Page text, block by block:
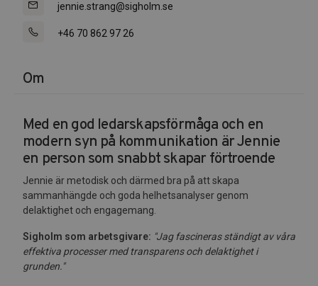
jennie.strang@sigholm.se
+46 70 862 97 26
Om
Med en god ledarskapsförmåga och en
modern syn på kommunikation är Jennie
en person som snabbt skapar förtroende
Jennie är metodisk och därmed bra på att skapa
sammanhängde och goda helhetsanalyser genom
delaktighet och engagemang.
Sigholm som arbetsgivare: "Jag fascineras ständigt av våra
effektiva processer med transparens och delaktighet i
grunden."